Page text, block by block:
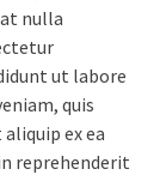
nulla
ut labore
quis
ex ea
reprehenderit